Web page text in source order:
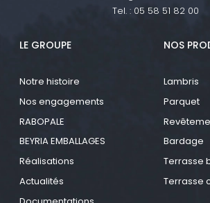
Tel. : 05 58 51 82 00
LE GROUPE
Notre histoire
Nos engagements
RABOPALE
BEYRIA EMBALLAGES
Réalisations
Actualités
NOS
Lambris
Parquet
Bardage
Terrasse
Terrasse